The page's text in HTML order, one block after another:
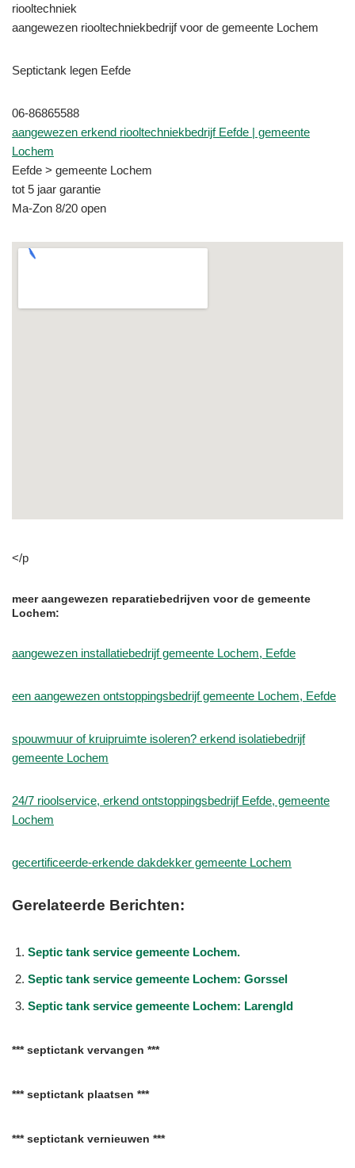
riooltechniek
aangewezen riooltechniekbedrijf voor de gemeente Lochem
Septictank legen Eefde
06-86865588
aangewezen erkend riooltechniekbedrijf Eefde | gemeente
Lochem
Eefde > gemeente Lochem
tot 5 jaar garantie
Ma-Zon 8/20 open
</p
meer aangewezen reparatiebedrijven voor de gemeente
Lochem:
aangewezen installatiebedrijf gemeente Lochem, Eefde
een aangewezen ontstoppingsbedrijf gemeente Lochem, Eefde
spouwmuur of kruipruimte isoleren? erkend isolatiebedrijf
gemeente Lochem
24/7 rioolservice, erkend ontstoppingsbedrijf Eefde, gemeente
Lochem
gecertificeerde-erkende dakdekker gemeente Lochem
Gerelateerde Berichten:
Septic tank service gemeente Lochem.
Septic tank service gemeente Lochem: Gorssel
Septic tank service gemeente Lochem: Larengld
*** septictank vervangen ***
*** septictank plaatsen ***
*** septictank vernieuwen ***